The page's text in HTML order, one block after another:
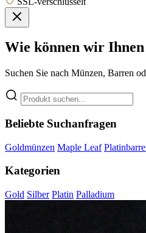
Wie können wir Ihnen
Suchen Sie nach Münzen, Barren
Beliebte Suchanfragen
Goldmünzen Maple Leaf
Kategorien
Gold Silber Platin Palladium